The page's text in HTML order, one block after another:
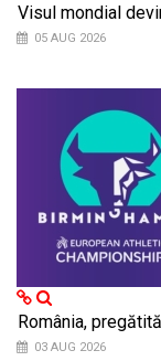
Visul mondial
05 AUG 2026
România,
03 AUG 2026